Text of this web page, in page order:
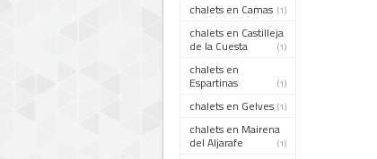
chalets en Camas (1)
chalets en Castilleja
de la Cuesta (1)
chalets en
Espartinas (1)
chalets en Gelves (1)
chalets en Mairena
del Aljarafe (1)